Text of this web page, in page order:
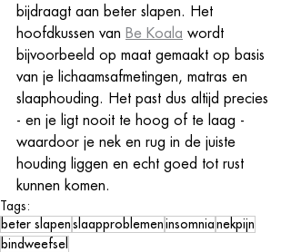
bijdraagt aan beter slapen. Het
hoofdkussen van Be Koala wordt
bijvoorbeeld op maat gemaakt op basis
van je lichaamsafmetingen, matras en
slaaphouding. Het past dus altijd precies
- en je ligt nooit te hoog of te laag -
waardoor je nek en rug in de juiste
houding liggen en echt goed tot rust
kunnen komen.
Tags:
beter slapen slaapproblemen insomnia nekpijn
bindweefsel